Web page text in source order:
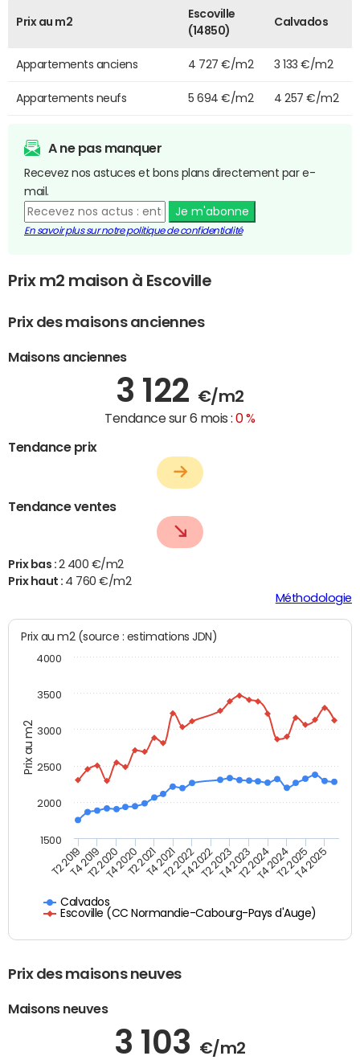
Prix au m2
Escoville
(14850)
Calvados
Appartements anciens 4 727 €/m2 3 133 €/m2
Appartements neufs 5 694 €/m2 4 257 €/m2
A ne pas manquer
Recevez nos astuces et bons plans directement par e-
mail.
Je m'abonne
En savoir plus sur notre politique de confidentialité
Prix m2 maison à Escoville
Prix des maisons anciennes
Maisons anciennes
3 122 €/m2
Tendance sur 6 mois :0 %
Tendance prix
Tendance ventes
Prix bas : 2 400 €/m2
Prix haut : 4 760 €/m2
Méthodologie
Prix au m2
Prix au m2 (source : estimations JDN)
Calvados
Escoville (CC Normandie-Cabourg-Pays d'Auge)
T2 2019T4 2019T2 2020T4 2020T2 2021T4 2021T2 2022T4 2022T2 2023T4 2023T2 2024T4 2024T2 2025T4 2025
1500
2000
2500
3000
3500
4000
Prix des maisons neuves
Maisons neuves
3 103 €/m2